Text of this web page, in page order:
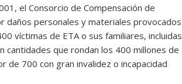
el Consorcio de Compensación de
daños personales y materiales provocados
víctimas de ETA o sus familiares, incluidas
cantidades que rondan los 400 millones de
de 700 con gran invalidez o incapacidad